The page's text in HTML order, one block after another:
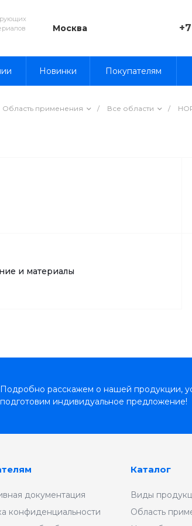
Москва
Новинки Покупателям
Область применения / Все области /
и материалы
Подробно расскажем о нашей продукции,
подготовим индивидуальное предложение!
документация
конфиденциальности
Каталог
Виды
Область